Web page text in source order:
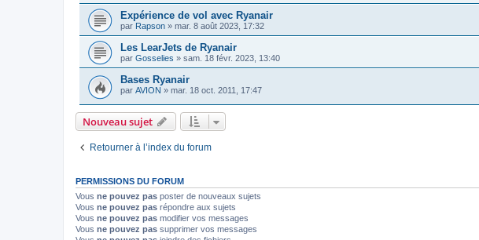
Expérience de vol avec Ryanair
par Rapson » mar. 8 août 2023, 17:32
Les LearJets de Ryanair
par Gosselies » sam. 18 févr. 2023, 13:40
Bases Ryanair
par AVION » mar. 18 oct. 2011, 17:47
Nouveau sujet
Retourner à l’index du forum
PERMISSIONS DU FORUM
Vous ne pouvez pas poster de nouveaux sujets
Vous ne pouvez pas répondre aux sujets
Vous ne pouvez pas modifier vos messages
Vous ne pouvez pas supprimer vos messages